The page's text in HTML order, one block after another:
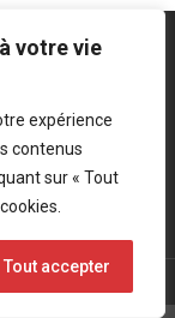
votre vie
expérience
contenus
sur « Tout
Tout accepter